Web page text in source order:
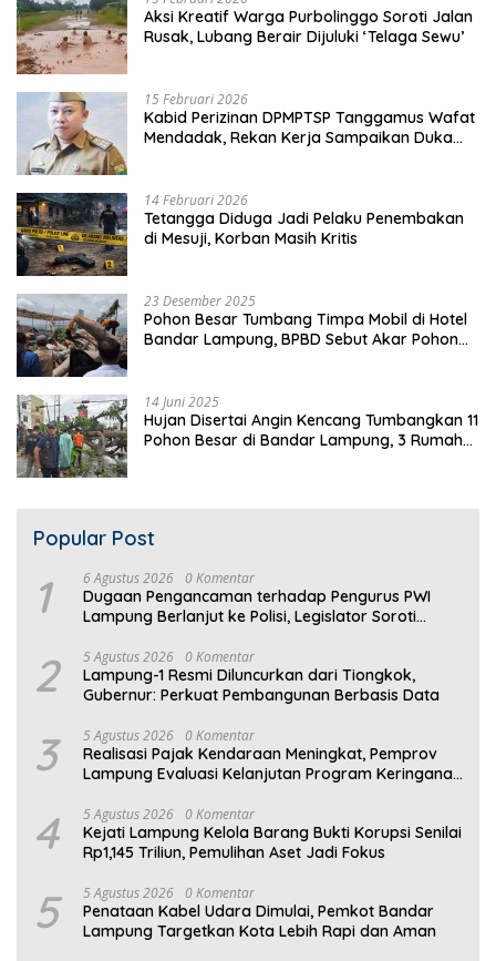
Aksi Kreatif Warga Purbolinggo Soroti Jalan
Rusak, Lubang Berair Dijuluki ‘Telaga Sewu’
15 Februari 2026
Kabid Perizinan DPMPTSP Tanggamus Wafat
Mendadak, Rekan Kerja Sampaikan Duka
14 Februari 2026
Tetangga Diduga Jadi Pelaku Penembakan
di Mesuji, Korban Masih Kritis
23 Desember 2025
Pohon Besar Tumbang Timpa Mobil di Hotel
Bandar Lampung, BPBD Sebut Akar Pohon
14 Juni 2025
Hujan Disertai Angin Kencang Tumbangkan 11
Pohon Besar di Bandar Lampung, 3 Rumah
Popular Post
1 6 Agustus 2026 0 Komentar
Dugaan Pengancaman terhadap Pengurus PWI
Lampung Berlanjut ke Polisi, Legislator Soroti
2 5 Agustus 2026 0 Komentar
Lampung-1 Resmi Diluncurkan dari Tiongkok,
Gubernur: Perkuat Pembangunan Berbasis Data
3 5 Agustus 2026 0 Komentar
Realisasi Pajak Kendaraan Meningkat, Pemprov
Lampung Evaluasi Kelanjutan Program Keringanan
4 5 Agustus 2026 0 Komentar
Kejati Lampung Kelola Barang Bukti Korupsi Senilai
Rp1,145 Triliun, Pemulihan Aset Jadi Fokus
5 5 Agustus 2026 0 Komentar
Penataan Kabel Udara Dimulai, Pemkot Bandar
Lampung Targetkan Kota Lebih Rapi dan Aman